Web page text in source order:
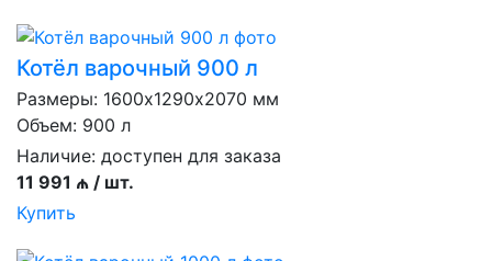
Котёл варочный 900 л
Размеры: 1600х1290х2070 мм
Объем: 900 л
Наличие: доступен для заказа
11 991 ₼ / шт.
Купить